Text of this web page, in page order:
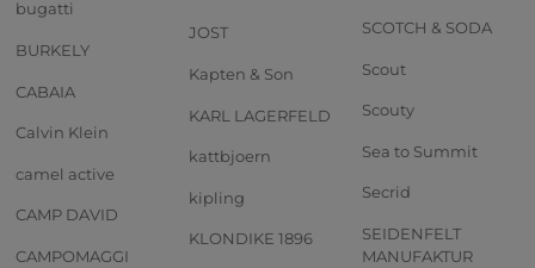
bugatti
BURKELY
CABAIA
Calvin Klein
camel active
CAMP DAVID
CAMPOMAGGI
JOST
Kapten & Son
KARL LAGERFELD
kattbjoern
kipling
KLONDIKE 1896
SCOTCH & SODA
Scout
Scouty
Sea to Summit
Secrid
SEIDENFELT
MANUFAKTUR